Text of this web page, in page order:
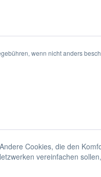
wenn nicht anders
Cookies, die den
vereinfachen